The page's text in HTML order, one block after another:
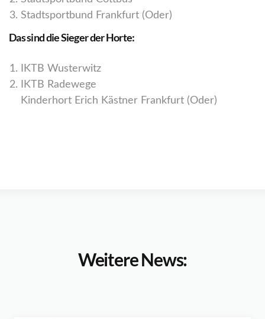
Stadtsportbund Frankfurt (Oder)
Das sind die Sieger der Horte:
IKTB Wusterwitz
IKTB Radewege
Kinderhort Erich Kästner Frankfurt (Oder)
Weitere News: